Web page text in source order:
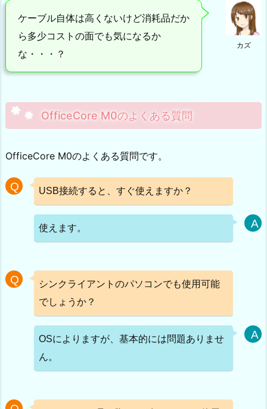
カズ
ケーブル自体は高くないけど消耗品だか
ら多少コストの面でも気になるか
な・・・？
OfficeCore M0のよくある質問
OfficeCore M0のよくある質問です。
USB接続すると、すぐ使えますか？
使えます。
シンクライアントのパソコンでも使用可能
でしょうか？
OSによりますが、基本的には問題ありませ
ん。